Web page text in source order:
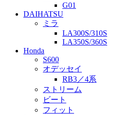
G01
DAIHATSU
ミラ
LA300S/310S
LA350S/360S
Honda
S600
オデッセイ
RB3／4系
ストリーム
ビート
フィット